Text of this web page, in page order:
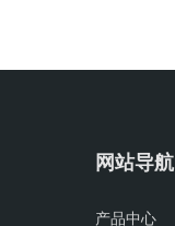
网站导航
产品中心